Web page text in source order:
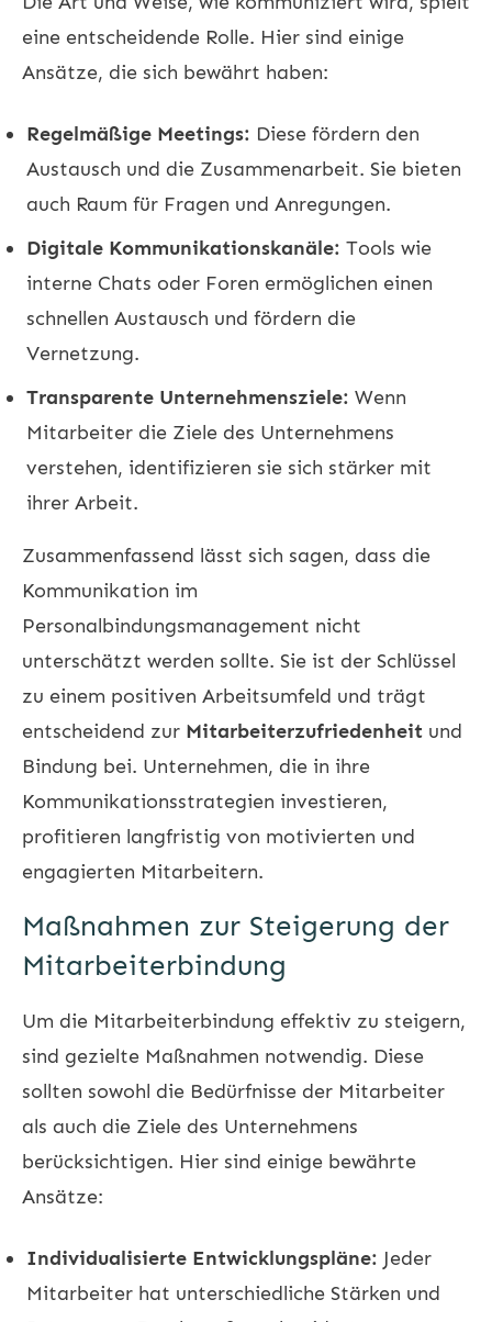
eine entscheidende Rolle. Hier sind einige
Ansätze, die sich bewährt haben:
Regelmäßige Meetings: Diese fördern den
Austausch und die Zusammenarbeit. Sie bieten
auch Raum für Fragen und Anregungen.
Digitale Kommunikationskanäle: Tools wie
interne Chats oder Foren ermöglichen einen
schnellen Austausch und fördern die
Vernetzung.
Transparente Unternehmensziele: Wenn
Mitarbeiter die Ziele des Unternehmens
verstehen, identifizieren sie sich stärker mit
ihrer Arbeit.
Zusammenfassend lässt sich sagen, dass die
Kommunikation im
Personalbindungsmanagement nicht
unterschätzt werden sollte. Sie ist der Schlüssel
zu einem positiven Arbeitsumfeld und trägt
entscheidend zur Mitarbeiterzufriedenheit und
Bindung bei. Unternehmen, die in ihre
Kommunikationsstrategien investieren,
profitieren langfristig von motivierten und
engagierten Mitarbeitern.
Maßnahmen zur Steigerung der
Mitarbeiterbindung
Um die Mitarbeiterbindung effektiv zu steigern,
sind gezielte Maßnahmen notwendig. Diese
sollten sowohl die Bedürfnisse der Mitarbeiter
als auch die Ziele des Unternehmens
berücksichtigen. Hier sind einige bewährte
Ansätze:
Individualisierte Entwicklungspläne: Jeder
Mitarbeiter hat unterschiedliche Stärken und